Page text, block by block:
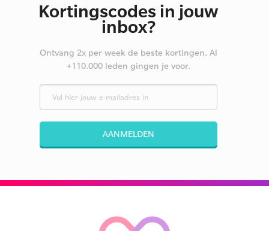
Kortingscodes in jouw
inbox?
Ontvang 2x per week de beste kortingen. Al
+110.000 leden gingen je voor.
AANMELDEN